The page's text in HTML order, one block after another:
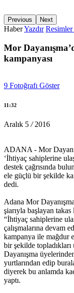
KA.DER: Gasp
15:00 05/12/2016
Ayrılmak isteyen
14:58 05/12/2016
14:57 05/12/2016
kampanyası
11:32 05/12/2016
Basına yönelik
11:31 05/12/2016
Previous Next
HaberYazdır
Mor
kampanyası
9 Fotoğrafı Göster
11:32
Aralık 5 /2016
ADANA - Mor
‘İhtiyaç sahiplerine
destek çağrısında
ele güçlü bir şekilde
dedi.
Adana Mor
şiarıyla başlayan
“İhtiyaç sahiplerine
çalışmalarına devam
kampanya ile mağdur
bir şekilde
Dayanışma
yurtlarından edip
diyerek bu anlamda
yaptı.